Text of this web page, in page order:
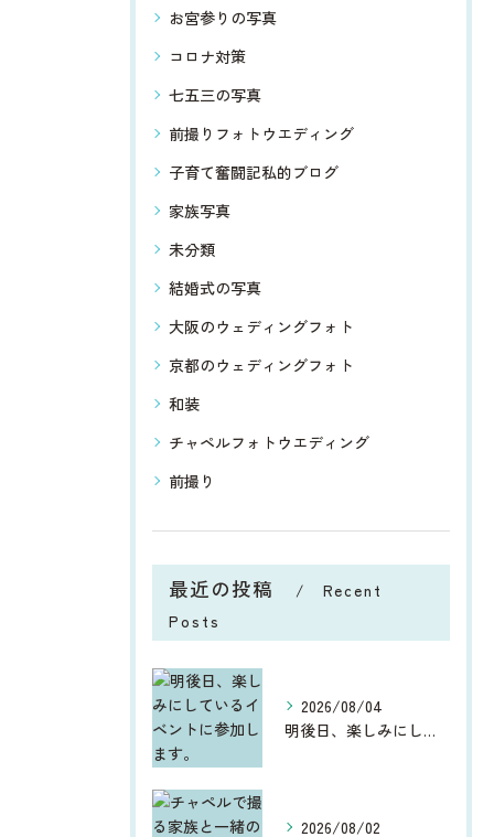
お宮参りの写真
コロナ対策
七五三の写真
前撮りフォトウエディング
子育て奮闘記私的ブログ
家族写真
未分類
結婚式の写真
大阪のウェディングフォト
京都のウェディングフォト
和装
チャペルフォトウエディング
前撮り
最近の投稿
Recent
Posts
2026/08/04
明後日、楽しみにしているイベントに参加します。
2026/08/02